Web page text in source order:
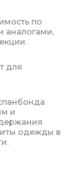
по
аналогами,
для
и
одежды в